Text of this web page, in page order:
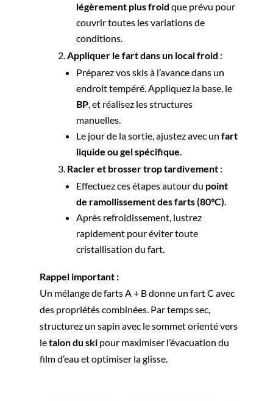
légèrement plus froid que prévu pour
couvrir toutes les variations de
conditions.
Appliquer le fart dans un local froid :
Préparez vos skis à l’avance dans un
endroit tempéré. Appliquez la base, le
BP, et réalisez les structures
manuelles.
Le jour de la sortie, ajustez avec un fart
liquide ou gel spécifique.
Racler et brosser trop tardivement:
Effectuez ces étapes autour du point
de ramollissement des farts (80°C).
Après refroidissement, lustrez
rapidement pour éviter toute
cristallisation du fart.
Rappel important :
Un mélange de farts A + B donne un fart C avec
des propriétés combinées. Par temps sec,
structurez un sapin avec le sommet orienté vers
letalon du skipour maximiser l’évacuation du
film d’eau et optimiser la glisse.